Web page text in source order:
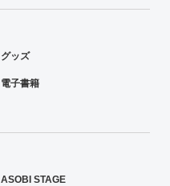
グッズ
電子書籍
ASOBI STAGE